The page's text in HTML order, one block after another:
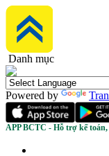
Danh mục
Powered by
APP BCTC - Hỗ trợ kế